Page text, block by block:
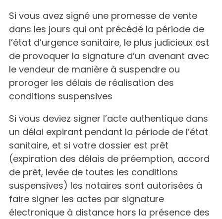
Si vous avez signé une promesse de vente
dans les jours qui ont précédé la période de
l’état d’urgence sanitaire, le plus judicieux est
de provoquer la signature d’un avenant avec
le vendeur de manière à suspendre ou
proroger les délais de réalisation des
conditions suspensives
Si vous deviez signer l’acte authentique dans
un délai expirant pendant la période de l’état
sanitaire, et si votre dossier est prêt
(expiration des délais de préemption, accord
de prêt, levée de toutes les conditions
suspensives) les notaires sont autorisées à
faire signer les actes par signature
électronique à distance hors la présence des